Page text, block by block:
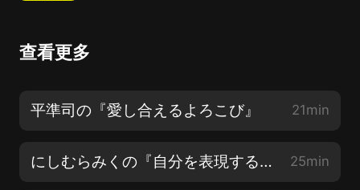
のに実は、誰かを理解するための時間だったということ
ることがご自身の問題を紐解く助けになることもまた少
あり、そこには必ずなにかしらの意味があるはずだとい
查看更多
平準司の『愛し合えるよろこび』 21min
にしむらみくの『自分を表現するほど、あなたは愛されやすくなる』 25min